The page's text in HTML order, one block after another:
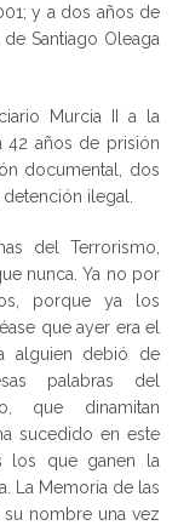
y a dos años de
Santiago Oleaga
Murcia II a la
42 años de prisión
documental, dos
ilegal.
del Terrorismo,
nunca. Ya no por
porque ya los
que ayer era el
alguien debió de
palabras del
que dinamitan
sucedido en este
los que ganen la
La Memoria de las
nombre una vez